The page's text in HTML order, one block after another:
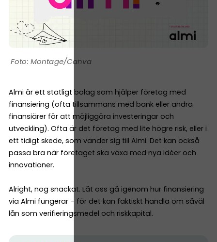
Montage/Canva
Almi är ett statligt bolag som hjälper företag med
finansiering (ofta tillsammans med bank eller andra
finansiärer för att möjliggöra investeringar och
utveckling). Ofta är det företag med lite högre risk, eller i
ett tidigt skede, som vänder sig till Almi. Det kan också
passa bra när företaget ska växa med nya idéer och
innovationer.
Alright, nog snackat. Låt oss gå igenom hur finansiering
via Almi fungerar – för det kan faktiskt handla om såväl
lån som verifieringsmedel och riskkapital.